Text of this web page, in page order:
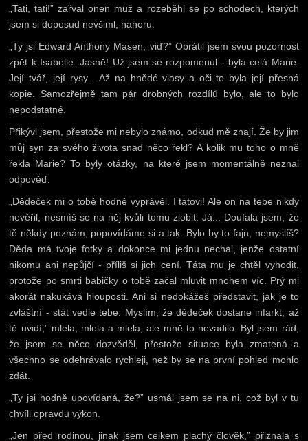
„Tati, tati!” zařval onen muž a rozeběhl se po schodech, kterých
jsem si doposud nevšiml, nahoru.
„Ty jsi Edward Anthony Masen, viď?” Obrátil jsem svou pozornost
zpět k Isabelle. Jasně! Už jsem se rozpomenul - byla celá Marie.
Její tvář, její rysy... Až na hnědé vlasy a oči to byla její přesná
kopie. Samozřejmě tam pár drobných rozdílů bylo, ale to bylo
nepodstatné.
Přikývl jsem, přestože mi nebylo známo, odkud mě znají. Že by jim
můj syn za svého života snad něco řekl? A kolik mu toho o mně
řekla Marie? To byly otázky, na které jsem momentálně neznal
odpověď.
„Dědeček mi o tobě hodně vyprávěl. I tátovi! Ale on na tebe nikdy
nevěřil, nesmíš se na něj kvůli tomu zlobit. Já... Doufala jsem, že
tě někdy poznám, popovídáme si a tak. Bylo by to fajn, nemyslíš?
Děda má tvoje fotky a dokonce mi jednu nechal, jenže ostatní
nikomu ani nepůjčí - příliš si jich cení. Táta mu je chtěl vyhodit,
protože po smrti babičky o tobě začal mluvit mnohem víc. Prý mi
akorát nakukává hlouposti. Ani si nedokážeš představit, jak je to
zvláštní - stát vedle tebe. Myslím, že dědeček dostane infarkt, až
tě uvidí,” mlela, mlela a mlela, ale mně to nevadilo. Byl jsem rád,
že jsem se něco dozvěděl, přestože situace byla zmatená a
všechno se odehrávalo rychleji, než by se na první pohled mohlo
zdát.
„Ty jsi hodně upovídaná, že?” usmál jsem se na ni, což byl v tu
chvíli opravdu výkon.
„Jen před rodinou, jinak jsem celkem plachý člověk,” přiznala s